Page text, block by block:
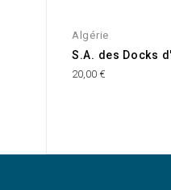
Algérie
S.A. des Docks
20,00 €